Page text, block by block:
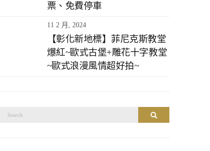
票、免費停車
11 2 月, 2024
【彰化新地標】菲尼克斯教堂
爆紅~歐式古堡+雕花十字教堂
~歐式浪漫風情超好拍~
搜尋